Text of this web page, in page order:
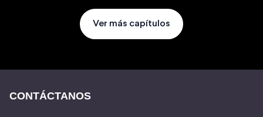
Ver más capítulos
CONTÁCTANOS